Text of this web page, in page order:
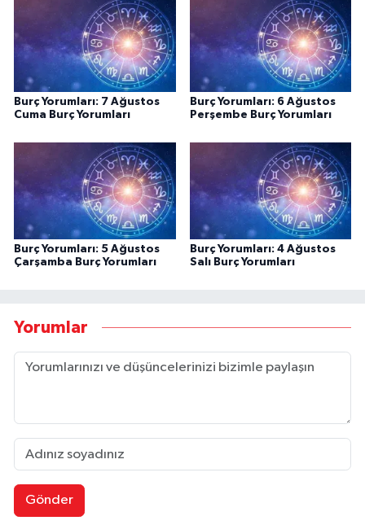
Burç Yorumları: 7 Ağustos
Cuma Burç Yorumları
Burç Yorumları: 6 Ağustos
Perşembe Burç Yorumları
Burç Yorumları: 5 Ağustos
Çarşamba Burç Yorumları
Burç Yorumları: 4 Ağustos
Salı Burç Yorumları
Yorumlar
Gönder